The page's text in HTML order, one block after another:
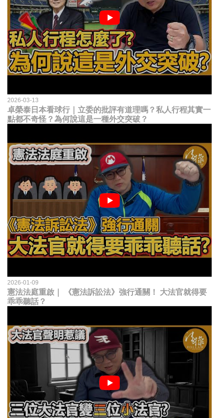
2026-03-13
卓榮泰日本看球行｜立委的批評有道理嗎？私人行程其實一
點都不奇怪？為何說這是一種外交突破？
2026-01-09
憲法法庭重啟｜ 《憲法訴訟法》強行通關！ 大法官就得要
乖乖聽話？